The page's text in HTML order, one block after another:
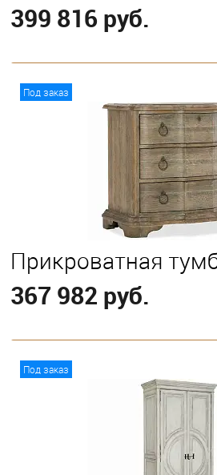
399 816 руб.
Под заказ
Прикроватная
367 982 руб.
Под заказ